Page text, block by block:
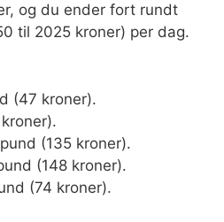
og du ender fort rundt
til 2025 kroner) per dag.
(47 kroner).
(135 kroner).
(148 kroner).
(74 kroner).